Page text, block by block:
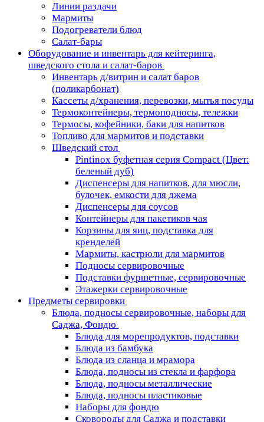
Линии раздачи
Мармиты
Подогреватели блюд
Салат-бары
Оборудование и инвентарь для кейтеринга,
шведского стола и салат-баров
Инвентарь д/витрин и салат баров
(поликарбонат)
Кассеты д/хранения, перевозки, мытья посуды
Термоконтейнеры, термоподносы, тележки
Термосы, кофейники, баки для напитков
Топливо для мармитов и подставки
Шведский стол
Pintinox буфетная серия Compact (Цвет:
беленый дуб)
Диспенсеры для напитков, для мюсли,
булочек, емкости для джема
Диспенсеры для соусов
Контейнеры для пакетиков чая
Корзины для яиц, подставка для
кренделей
Мармиты, кастрюли для мармитов
Подносы сервировочные
Подставки фуршетные, сервировочные
Этажерки сервировочные
Предметы сервировки
Блюда, подносы сервировочные, наборы для
Саджа, Фондю
Блюда для морепродуктов, подставки
Блюда из бамбука
Блюда из сланца и мрамора
Блюда, подносы из стекла и фарфора
Блюда, подносы металлические
Блюда, подносы пластиковые
Наборы для фондю
Сковороды для Саджа и подставки